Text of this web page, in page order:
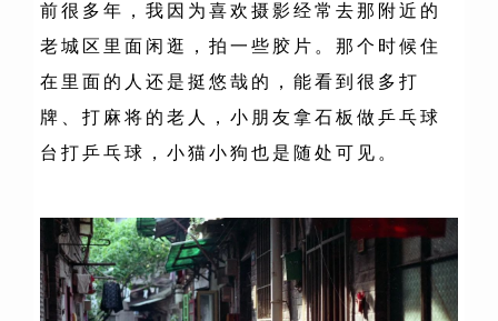
前很多年，我因为喜欢摄影经常去那附近的
老城区里面闲逛，拍一些胶片。那个时候住
在里面的人还是挺悠哉的，能看到很多打
牌、打麻将的老人，小朋友拿石板做乒乓球
台打乒乓球，小猫小狗也是随处可见。